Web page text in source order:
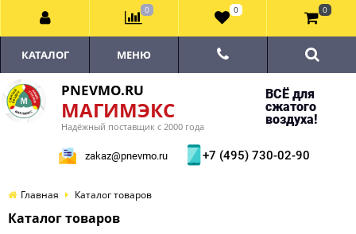
PNEVMO.RU
МАГИМЭКС
Надёжный поставщик с 2000 года
ВСЁ для
сжатого
воздуха!
zakaz@pnevmo.ru +7 (495) 730-02-90
КАТАЛОГ МЕНЮ
Главная Каталог товаров
Каталог товаров
0 0 0